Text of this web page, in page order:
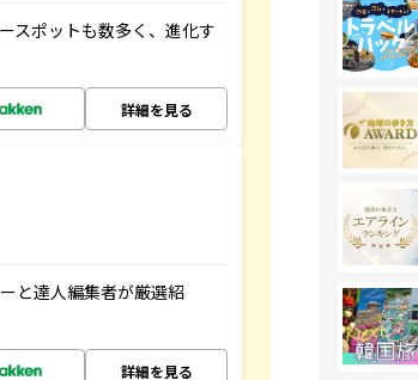
スポットも数多く、進化す
詳細を見る
と達人編集者が厳選紹
詳細を見る